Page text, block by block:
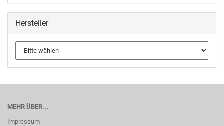
Hersteller
MEHR ÜBER...
Impressum